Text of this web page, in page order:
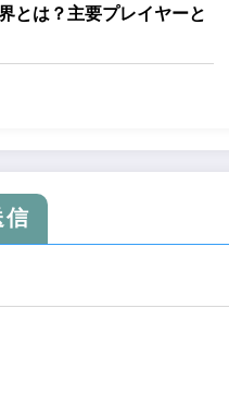
とは？主要プレイヤーと
信